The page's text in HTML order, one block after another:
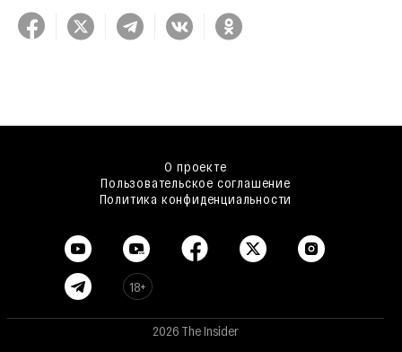
О проекте
Пользовательское соглашение
Политика конфиденциальности
18+
2026 The Insider